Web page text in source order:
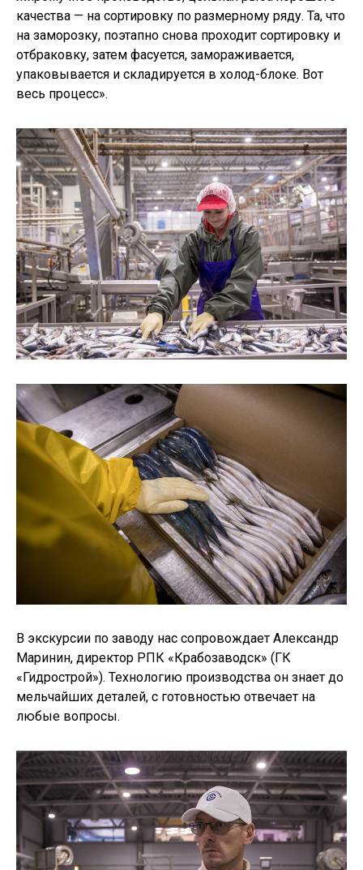
качества — на сортировку по размерному ряду. Та, что
на заморозку, поэтапно снова проходит сортировку и
отбраковку, затем фасуется, замораживается,
упаковывается и складируется в холод-блоке. Вот
весь процесс».
В экскурсии по заводу нас сопровождает Александр
Маринин, директор РПК «Крабозаводск» (ГК
«Гидрострой»). Технологию производства он знает до
мельчайших деталей, с готовностью отвечает на
любые вопросы.